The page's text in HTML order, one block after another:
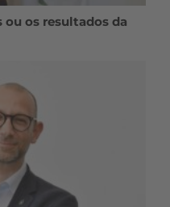
os resultados da